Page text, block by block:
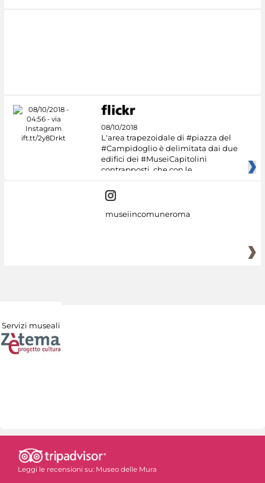
08/10/2018
L'area trapezoidale di #piazza del
#Campidoglio è delimitata dai due
edifici dei #MuseiCapitolini
contrapposti, che con le
museiincomuneroma
Servizi museali
Leggi le recensioni su: Museo delle Mura